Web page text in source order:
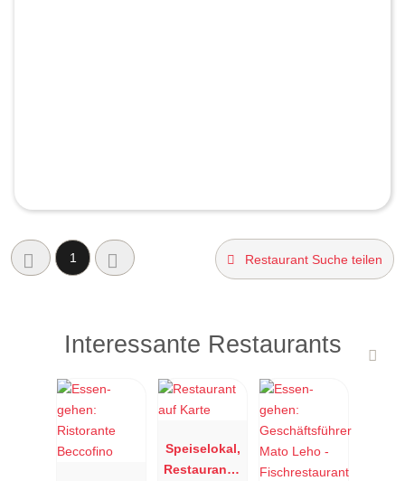
1 Restaurant Suche teilen
Interessante Restaurants
Speiselokal,
Restaurant "